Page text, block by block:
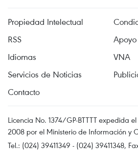
Propiedad Intelectual
RSS
Apoyo
Idiomas
VNA
Servicios de Noticias
Contacto
Licencia No. 1374/GP-BTTTT expedida
2008 por el Ministerio de Información y
Tel.: (024) 39411349 - (024) 39411348,